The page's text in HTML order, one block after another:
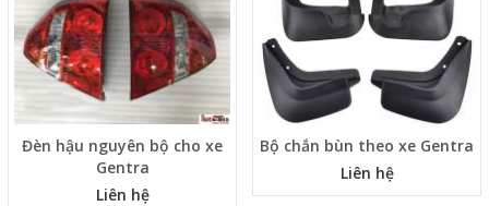
Đèn hậu nguyên bộ cho xe
Gentra
Liên hệ
Bộ chắn bùn theo xe Gentra
Liên hệ